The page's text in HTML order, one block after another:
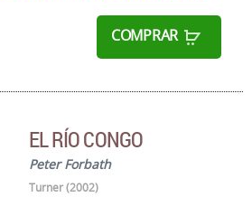
COMPRAR
EL RÍO CONGO
Peter Forbath
Turner (2002)